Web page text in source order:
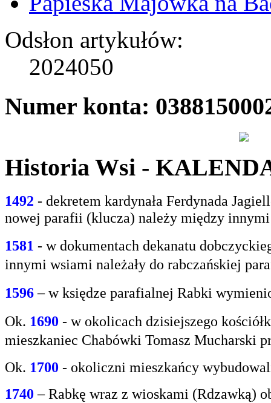
Odsłon artykułów:
2024050
Numer konta:
Historia Wsi -
1492 - dekretem kardynała Ferdynada
nowej parafii (klucza) należy między
1581 - wdokumentach dekanatu
innymi wsiami należały do rabczańskiej
1596– w księdze parafialnej Rabki
Ok. 1690 - w okolicach dzisiejszego
mieszkaniec Chabówki Tomasz Mucharski
Ok. 1700 - okoliczni mieszkańcy
1740 – Rabkę wraz z wioskami (Rdzawką)